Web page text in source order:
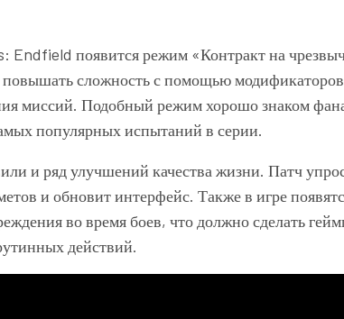
Endfield появится режим «Контракт на
повышать сложность с помощью
миссий. Подобный режим хорошо знаком
популярных испытаний в серии.
и ряд улучшений качества жизни. Патч
и обновит интерфейс. Также в игре
во время боев, что должно сделать
действий.